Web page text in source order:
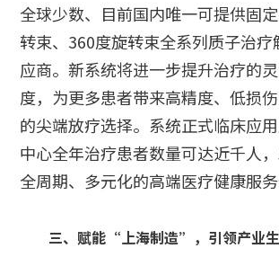
全球少数、目前国内唯一可提供固
转束、360度旋转束全系列质子治疗
应商。新系统将进一步提升治疗的
度，为更多患者带来高精度、低损
的尖端放疗选择。系统正式临床应
中心全年治疗患者数量可达近千人
全周期、多元化的高端医疗健康服务
三、赋能“上海制造”，引领产业生